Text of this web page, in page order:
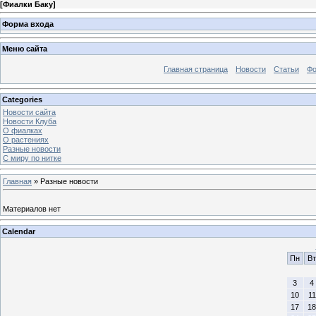
[Фиалки Баку]
Форма входа
Меню сайта
Главная страница Новости Статьи
Categories
Новости сайта
Новости Клуба
О фиалках
О растениях
Разные новости
С миру по нитке
Главная » Разные новости
Материалов нет
Calendar
Пн
Вт
3
4
10
11
17
18